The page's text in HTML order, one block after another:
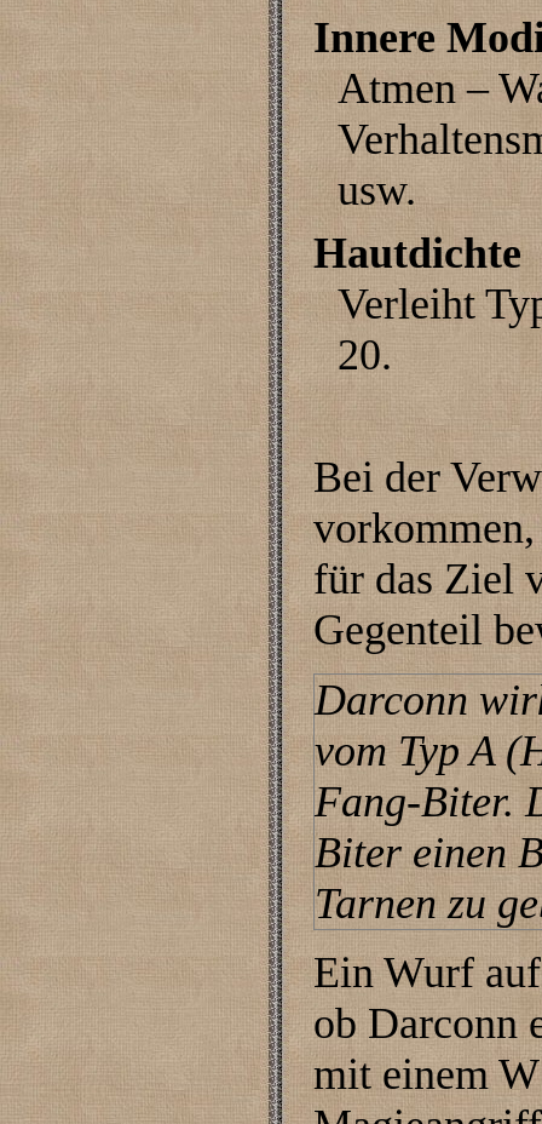
Innere
Atmen –
usw.
Hautdichte
Verleiht
20.
Bei der
vorkommen,
für das Ziel
Gegenteil
Darconn
vom Typ A
Fang-Biter.
Biter einen
Tarnen zu
Ein Wurf
ob Darconn
mit einem